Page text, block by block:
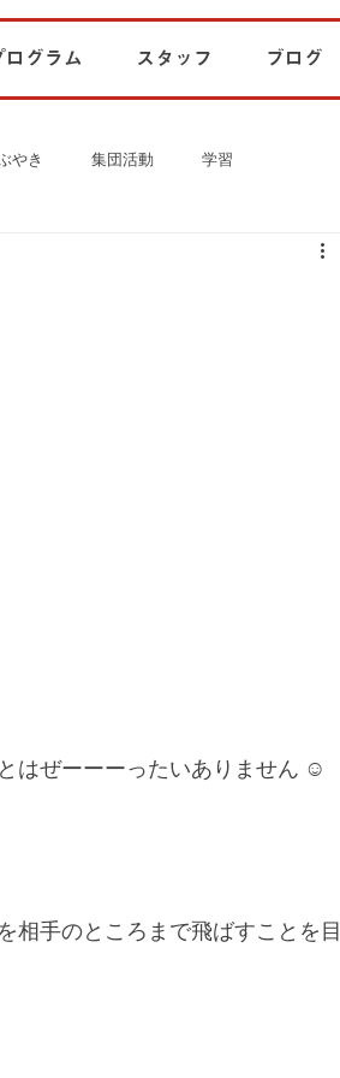
ログラム スタッフ ブログ
やき 集団活動 学習
はぜーーーったいありません ☺︎
相手のところまで飛ばすことを目